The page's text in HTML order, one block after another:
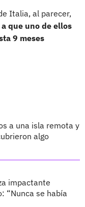
Italia, al parecer,
que uno de ellos
9 meses
a una isla remota y
algo
impactante
“Nunca se había